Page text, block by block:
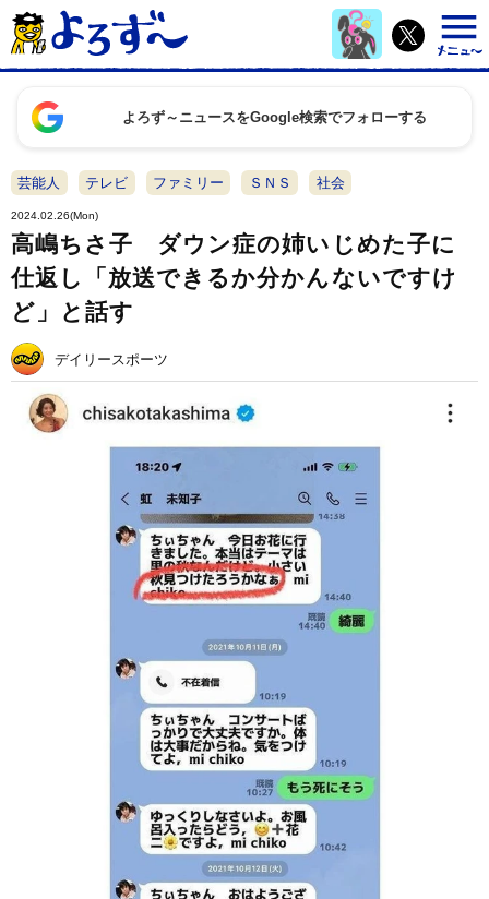
よろず～ニュースをGoogle検索でフォローする
芸能人 テレビ ファミリー ＳＮＳ 社会
2024.02.26(Mon)
高嶋ちさ子 ダウン症の姉いじめた子に
仕返し「放送できるか分かんないですけ
ど」と話す
デイリースポーツ